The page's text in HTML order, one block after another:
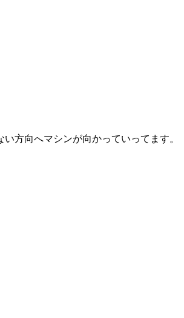
方向へマシンが向かっていってます。